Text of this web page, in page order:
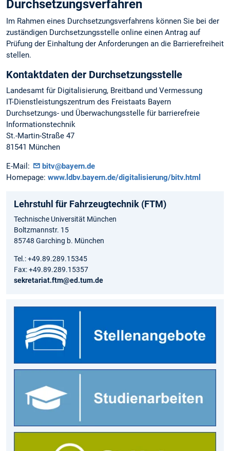
Durchsetzungsverfahren
Im Rahmen eines Durchsetzungsverfahrens können Sie bei der
zuständigen Durchsetzungsstelle online einen Antrag auf
Prüfung der Einhaltung der Anforderungen an die Barrierefreiheit
stellen.
Kontaktdaten der Durchsetzungsstelle
Landesamt für Digitalisierung, Breitband und Vermessung
IT-Dienstleistungszentrum des Freistaats Bayern
Durchsetzungs- und Überwachungsstelle für barrierefreie
Informationstechnik
St.-Martin-Straße 47
81541 München
E-Mail:
bitv@bayern.de
Homepage: www.ldbv.bayern.de/digitalisierung/bitv.html
Lehrstuhl für Fahrzeugtechnik (FTM)
Technische Universität München
Boltzmannstr. 15
85748 Garching b. München
Tel.: +49.89.289.15345
Fax: +49.89.289.15357
sekretariat.ftm@ed.tum.de